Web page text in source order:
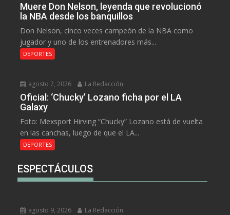
Muere Don Nelson, leyenda que revolucionó
la NBA desde los banquillos
Don Nelson, cinco veces campeón de la NBA como
jugador y uno de los entrenadores más...
DEPORTES
agosto 7, 2026 La Redacción
Oficial: ‘Chucky’ Lozano ficha por el LA
Galaxy
Foto: Mexsport Hirving “Chucky” Lozano está de vuelta
en las canchas, luego de que el LA...
DEPORTES
ESPECTÁCULOS
agosto 9, 2026 La Redacción